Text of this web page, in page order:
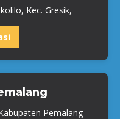
Kec. Gresik,
Pemalang